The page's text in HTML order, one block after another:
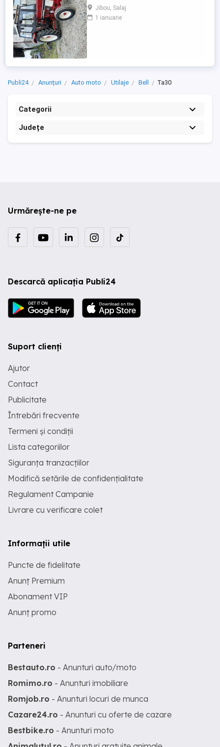
functionare, cutie de viteze mecanica cu 2
manete ,ambreiaj priza, cauciucuri in stare
bună ,fara defecte, revizie facuta,
Jibou, Salaj
1 ianuarie
Publi24 Anunțuri Auto moto Utilaje Bell Ta30
Categorii
Județe
Urmărește-ne pe
Descarcă aplicația Publi24
Suport clienți
Ajutor
Contact
Publicitate
Întrebări frecvente
Termeni și condiții
Lista categoriilor
Siguranța tranzacțiilor
Modifică setările de confidențialitate
Regulament Campanie
Livrare cu verificare colet
Informații utile
Puncte de fidelitate
Anunț Premium
Abonament VIP
Anunț promo
Parteneri
Bestauto.ro - Anunturi auto/moto
Romimo.ro - Anunturi imobiliare
Romjob.ro - Anunturi locuri de munca
Cazare24.ro - Anunturi cu oferte de cazare
Bestbike.ro - Anunturi moto